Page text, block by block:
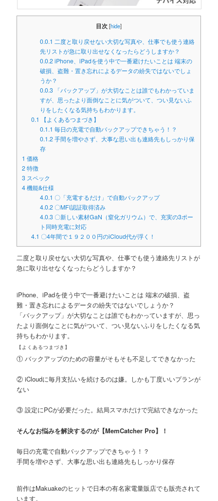
目次[hide]
0.0.1 二度と取り戻せない大切な写真や、仕事でも使う連絡
先リストが急に取り出せなくなったらどうしますか？
0.0.2iPhone、iPadを使う中で一番避けたいことは 端末の
破損、盗難・置き忘れによるデータの紛失ではないでしょ
うか？
0.0.3 「バックアップ」が大切なことは誰でもわかっていま
すが、思ったより面倒なことに気がついて、つい見ないふ
りをしたくなる気持ちもわかります。
0.1 【よくあるつまづき】
0.1.1 毎日の充電で自動バックアップできちゃう！？
0.1.2手間を増やさず、大事な思い出も連絡先もしっかり保
存
1 価格
2特徴
3 スペック
4機能&仕様
4.0.1 〇「充電するだけ」で自動バックアップ
4.0.2 〇MFi認証取得済み
4.0.3 〇新しい素材GaN（窒化ガリウム）で、充実の3ポー
ト同時充電に対応
4.1 〇4年間で１９２００円のiCloud代が浮く！
二度と取り戻せない大切な写真や、仕事でも使う連絡先リストが
急に取り出せなくなったらどうしますか？
iPhone、iPadを使う中で一番避けたいことは 端末の破損、盗
難・置き忘れによるデータの紛失ではないでしょうか？
「バックアップ」が大切なことは誰でもわかっていますが、思っ
たより面倒なことに気がついて、つい見ないふりをしたくなる気
持ちもわかります。
【よくあるつまづき】
① バックアップのための容量がそもそも不足してできなかった
② iCloudに毎月支払いを続けるのは嫌。しかも丁度いいプランが
ない
③ 設定にPCが必要だった。結局スマホだけで完結できなかった
そんなお悩みを解決するのが【MemCatcher Pro】！
毎日の充電で自動バックアップできちゃう！？
手間を増やさず、大事な思い出も連絡先もしっかり保存
前作はMakuakeのヒットで日本の有名家電量販店でも販売されて
います。